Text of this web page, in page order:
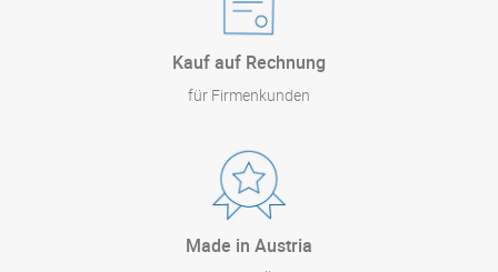
Kauf auf Rechnung
für Firmenkunden
Made in Austria